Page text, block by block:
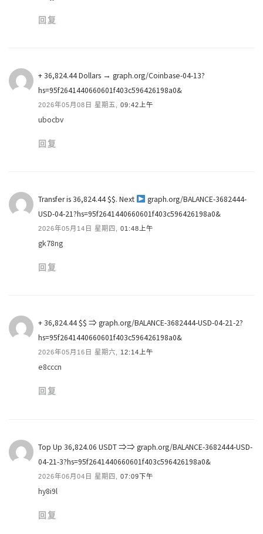
回复
+ 36,824.44 Dollars → graph.org/Coinbase-04-13?
hs=95f2641440660601f403c596426198a0&
2026年05月08日 星期五, 09:42上午
ubocbv
回复
Transfer is 36,824.44 $$. Next
graph.org/BALANCE-3682444-
USD-04-21?hs=95f2641440660601f403c596426198a0&
2026年05月14日 星期四, 01:48上午
gk78ng
回复
+ 36,824.44 $$ ⇒ graph.org/BALANCE-3682444-USD-04-21-2?
hs=95f2641440660601f403c596426198a0&
2026年05月16日 星期六, 12:14上午
e8cccn
回复
Top Up 36,824.06 USDT ⇒⇒ graph.org/BALANCE-3682444-USD-
04-21-3?hs=95f2641440660601f403c596426198a0&
2026年06月04日 星期四, 07:09下午
hy8i9l
回复